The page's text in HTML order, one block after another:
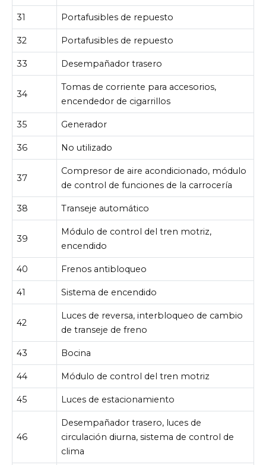
31 Portafusibles de repuesto
32 Portafusibles de repuesto
33 Desempañador trasero
34
Tomas de corriente para accesorios,
encendedor de cigarrillos
35 Generador
36 No utilizado
37
Compresor de aire acondicionado, módulo
de control de funciones de la carrocería
38 Transeje automático
39
Módulo de control del tren motriz,
encendido
40 Frenos antibloqueo
41 Sistema de encendido
42
Luces de reversa, interbloqueo de cambio
de transeje de freno
43 Bocina
44 Módulo de control del tren motriz
45 Luces de estacionamiento
46
Desempañador trasero, luces de
circulación diurna, sistema de control de
clima